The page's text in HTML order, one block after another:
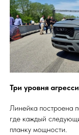
Три уровня
Линейка построена
где каждый
планку мощности.